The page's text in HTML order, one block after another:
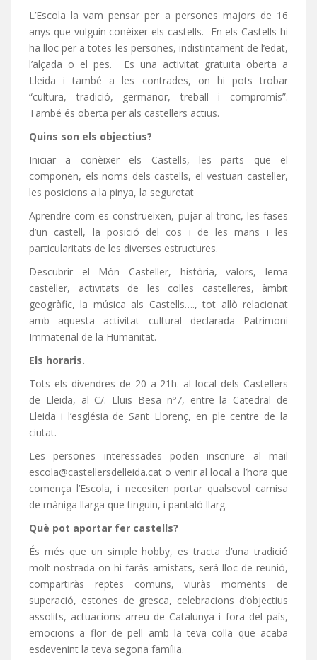
L’Escola la vam pensar per a persones majors de 16
anys que vulguin conèixer els castells. En els Castells hi
ha lloc per a totes les persones, indistintament de l’edat,
l’alçada o el pes. Es una activitat gratuïta oberta a
Lleida i també a les contrades, on hi pots trobar
“cultura, tradició, germanor, treball i compromís”.
També és oberta per als castellers actius.
Quins son els objectius?
Iniciar a conèixer els Castells, les parts que el
componen, els noms dels castells, el vestuari casteller,
les posicions a la pinya, la seguretat
Aprendre com es construeixen, pujar al tronc, les fases
d’un castell, la posició del cos i de les mans i les
particularitats de les diverses estructures.
Descubrir el Món Casteller, història, valors, lema
casteller, activitats de les colles castelleres, àmbit
geogràfic, la música als Castells…., tot allò relacionat
amb aquesta activitat cultural declarada Patrimoni
Immaterial de la Humanitat.
Els horaris.
Tots els divendres de 20 a 21h. al local dels Castellers
de Lleida, al C/. Lluis Besa nº7, entre la Catedral de
Lleida i l’església de Sant Llorenç, en ple centre de la
ciutat.
Les persones interessades poden inscriure al mail
escola@castellersdelleida.cat o venir al local a l’hora que
comença l’Escola, i necesiten portar qualsevol camisa
de màniga llarga que tinguin, i pantaló llarg.
Què pot aportar fer castells?
És més que un simple hobby, es tracta d’una tradició
molt nostrada on hi faràs amistats, serà lloc de reunió,
compartiràs reptes comuns, viuràs moments de
superació, estones de gresca, celebracions d’objectius
assolits, actuacions arreu de Catalunya i fora del país,
emocions a flor de pell amb la teva colla que acaba
esdevenint la teva segona família.